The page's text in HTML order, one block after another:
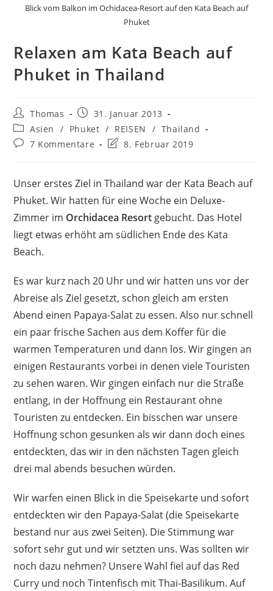
Blick vom Balkon im Ochidacea-Resort auf den Kata Beach auf
Phuket
Relaxen am Kata Beach auf
Phuket in Thailand
Beitrags-
Autor:
Thomas
Beitrag
veröffentlicht:
31. Januar 2013
Beitrags-
Kategorie:
Asien / Phuket / REISEN / Thailand
Beitrags-
7 Kommentare
Beitrag
am:
8. Februar 2019
Unser erstes Ziel in Thailand war der Kata Beach auf
Phuket. Wir hatten für eine Woche ein Deluxe-
Zimmer im Orchidacea Resort gebucht. Das Hotel
liegt etwas erhöht am südlichen Ende des Kata
Beach.
Es war kurz nach 20 Uhr und wir hatten uns vor der
Abreise als Ziel gesetzt, schon gleich am ersten
Abend einen Papaya-Salat zu essen. Also nur schnell
ein paar frische Sachen aus dem Koffer für die
warmen Temperaturen und dann los. Wir gingen an
einigen Restaurants vorbei in denen viele Touristen
zu sehen waren. Wir gingen einfach nur die Straße
entlang, in der Hoffnung ein Restaurant ohne
Touristen zu entdecken. Ein bisschen war unsere
Hoffnung schon gesunken als wir dann doch eines
entdeckten, das wir in den nächsten Tagen gleich
drei mal abends besuchen würden.
Wir warfen einen Blick in die Speisekarte und sofort
entdeckten wir den Papaya-Salat (die Speisekarte
bestand nur aus zwei Seiten). Die Stimmung war
sofort sehr gut und wir setzten uns. Was sollten wir
noch dazu nehmen? Unsere Wahl fiel auf das Red
Curry und noch Tintenfisch mit Thai-Basilikum. Auf